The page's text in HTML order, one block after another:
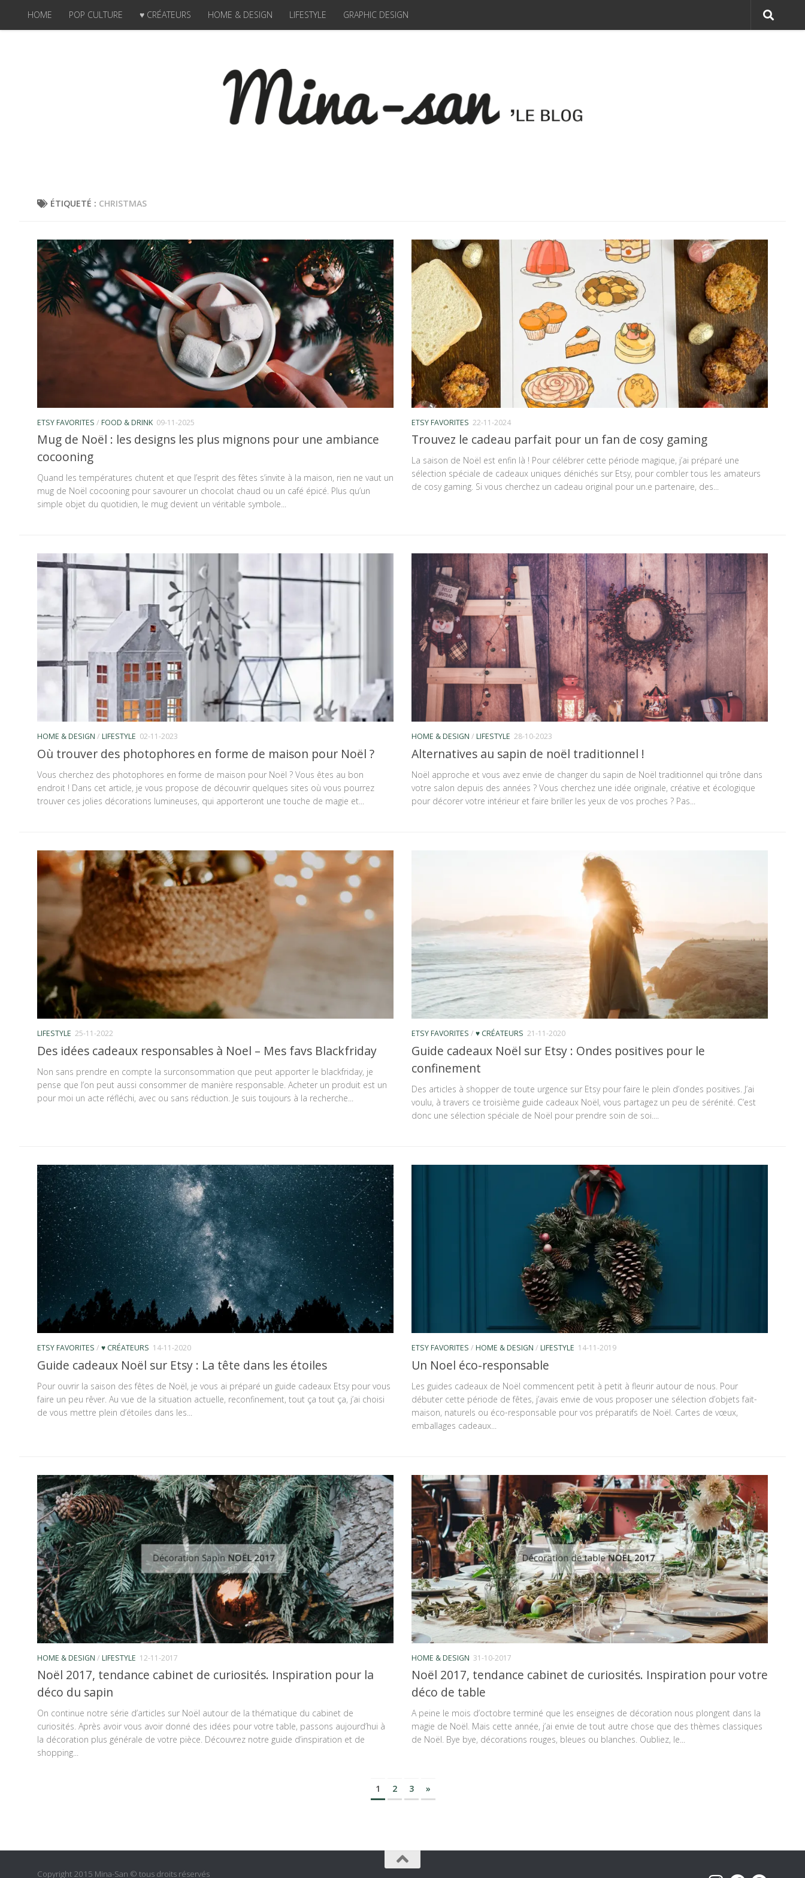
Skip to content
HOME POP CULTURE ♥ CRÉATEURS HOME & DESIGN LIFESTYLE GRAPHIC DESIGN
ÉTIQUETÉ : CHRISTMAS
ETSY FAVORITES / FOOD & DRINK 09-11-2025
Mug de Noël : les designs les plus mignons pour une ambiance
cocooning
Quand les températures chutent et que l’esprit des fêtes s’invite à la maison, rien ne vaut un
mug de Noël cocooning pour savourer un chocolat chaud ou un café épicé. Plus qu’un
simple objet du quotidien, le mug devient un véritable symbole...
ETSY FAVORITES 22-11-2024
Trouvez le cadeau parfait pour un fan de cosy gaming
La saison de Noël est enfin là ! Pour célébrer cette période magique, j’ai préparé une
sélection spéciale de cadeaux uniques dénichés sur Etsy, pour combler tous les amateurs
de cosy gaming. Si vous cherchez un cadeau original pour un.e partenaire, des...
HOME & DESIGN / LIFESTYLE 02-11-2023
Où trouver des photophores en forme de maison pour Noël ?
Vous cherchez des photophores en forme de maison pour Noël ? Vous êtes au bon
endroit ! Dans cet article, je vous propose de découvrir quelques sites où vous pourrez
trouver ces jolies décorations lumineuses, qui apporteront une touche de magie et...
HOME & DESIGN / LIFESTYLE 28-10-2023
Alternatives au sapin de noël traditionnel !
Noël approche et vous avez envie de changer du sapin de Noël traditionnel qui trône dans
votre salon depuis des années ? Vous cherchez une idée originale, créative et écologique
pour décorer votre intérieur et faire briller les yeux de vos proches ? Pas...
LIFESTYLE 25-11-2022
Des idées cadeaux responsables à Noel – Mes favs Blackfriday
Non sans prendre en compte la surconsommation que peut apporter le blackfriday, je
pense que l’on peut aussi consommer de manière responsable. Acheter un produit est un
pour moi un acte réfléchi, avec ou sans réduction. Je suis toujours à la recherche...
ETSY FAVORITES / ♥ CRÉATEURS 21-11-2020
Guide cadeaux Noël sur Etsy : Ondes positives pour le
confinement
Des articles à shopper de toute urgence sur Etsy pour faire le plein d’ondes positives. J’ai
voulu, à travers ce troisième guide cadeaux Noël, vous partagez un peu de sérénité. C’est
donc une sélection spéciale de Noël pour prendre soin de soi....
ETSY FAVORITES / ♥ CRÉATEURS 14-11-2020
Guide cadeaux Noël sur Etsy : La tête dans les étoiles
Pour ouvrir la saison des fêtes de Noël, je vous ai préparé un guide cadeaux Etsy pour vous
faire un peu rêver. Au vue de la situation actuelle, reconfinement, tout ça tout ça, j’ai choisi
de vous mettre plein d’étoiles dans les...
ETSY FAVORITES / HOME & DESIGN / LIFESTYLE 14-11-2019
Un Noel éco-responsable
Les guides cadeaux de Noël commencent petit à petit à fleurir autour de nous. Pour
débuter cette période de fêtes, j’avais envie de vous proposer une sélection d’objets fait-
maison, naturels ou éco-responsable pour vos préparatifs de Noël. Cartes de vœux,
emballages cadeaux...
HOME & DESIGN / LIFESTYLE 12-11-2017
Noël 2017, tendance cabinet de curiosités. Inspiration pour la
déco du sapin
On continue notre série d’articles sur Noël autour de la thématique du cabinet de
curiosités. Après avoir vous avoir donné des idées pour votre table, passons aujourd’hui à
la décoration plus générale de votre pièce. Découvrez notre guide d’inspiration et de
shopping...
HOME & DESIGN 31-10-2017
Noël 2017, tendance cabinet de curiosités. Inspiration pour votre
déco de table
A peine le mois d’octobre terminé que les enseignes de décoration nous plongent dans la
magie de Noël. Mais cette année, j’ai envie de tout autre chose que des thèmes classiques
de Noël. Bye bye, décorations rouges, bleues ou blanches. Oubliez, le...
1 2 3 »
Copyright 2015 Mina-San © tous droits réservés